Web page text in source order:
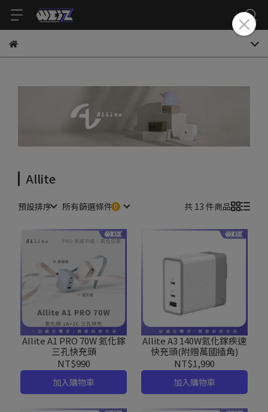
Allite
預設排序 所有篩選條件 共 13 件商品
Allite A1 PRO 70W 氮化鎵
三孔快充頭
NT$990
加入購物車
Allite A3 140W氮化鎵疾速
快充頭(附贈萬國插角)
NT$1,990
加入購物車